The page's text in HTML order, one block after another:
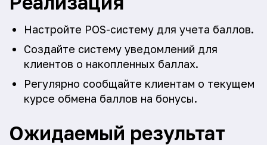
Настройте POS-систему для учета баллов.
Создайте систему уведомлений для
клиентов о накопленных баллах.
Регулярно сообщайте клиентам о текущем
курсе обмена баллов на бонусы.
Ожидаемый результат